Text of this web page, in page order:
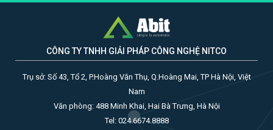
CÔNG TY TNHH GIẢI PHÁP CÔNG NGHỆ NITCO
Trụ sở: Số 43, Tổ 2, P.Hoàng Văn Thụ, Q.Hoàng Mai, TP Hà Nội, Việt
Nam
Văn phòng: 488 Minh Khai, Hai Bà Trưng, Hà Nội
Tel: 024.6674.8888